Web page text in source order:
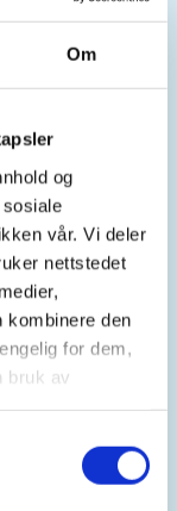
Om
og
vår. Vi deler
nettstedet
kombinere den
for dem,
bruk av
JFF på 50
og sørger
til
deltakere av
avtales